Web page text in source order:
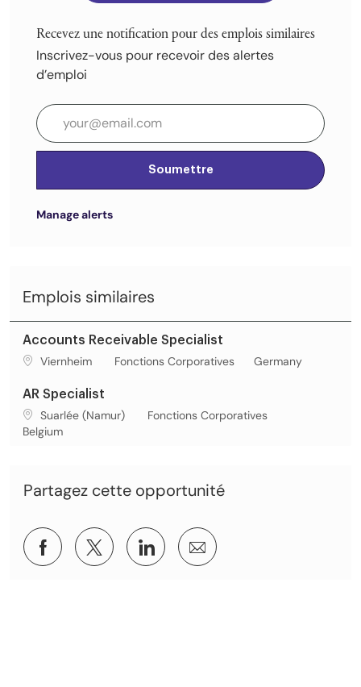
Recevez une notification pour des emplois similaires
Inscrivez-vous pour recevoir des alertes
d’emploi
Entrez l’adresse e-mail (obligatoire)
Soumettre
Manage alerts
Emplois similaires
Accounts Receivable Specialist
Lieu de travail
Viernheim Catégorie
Fonctions Corporatives Germany
AR Specialist
Lieu de travail
Suarlée (Namur) Catégorie
Fonctions Corporatives
Belgium
Partagez cette opportunité
Partager via Facebook
Partagez via twitter
Partager via LinkedIn
Partager par e-mail